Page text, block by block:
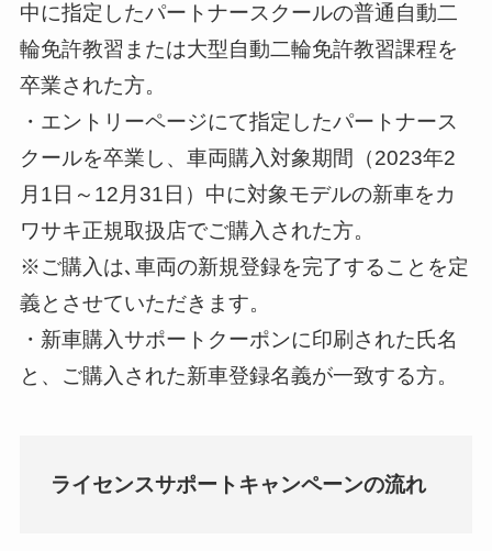
中に指定したパートナースクールの普通自動二
輪免許教習または大型自動二輪免許教習課程を
卒業された方。
・エントリーページにて指定したパートナース
クールを卒業し、車両購入対象期間（2023年2
月1日～12月31日）中に対象モデルの新車をカ
ワサキ正規取扱店でご購入された方。
※ご購入は､車両の新規登録を完了することを定
義とさせていただきます。
・新車購入サポートクーポンに印刷された氏名
と、ご購入された新車登録名義が一致する方。
ライセンスサポートキャンペーンの流れ